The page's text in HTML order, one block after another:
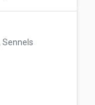
Sennels